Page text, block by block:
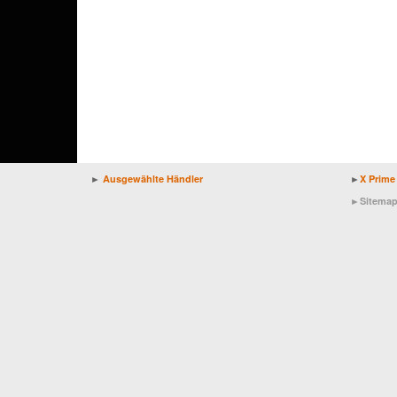
► Ausgewählte Händler ► X Prime
► Sitemap